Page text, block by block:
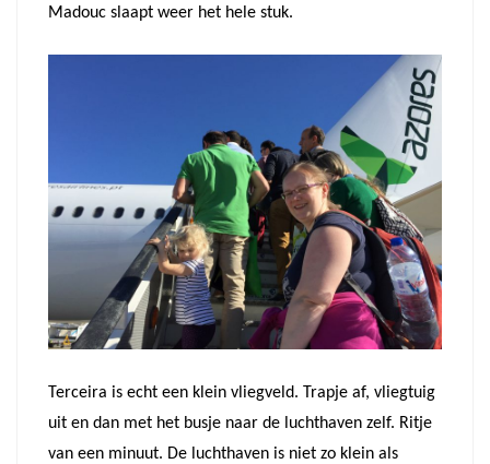
Madouc slaapt weer het hele stuk.
Terceira is echt een klein vliegveld. Trapje af, vliegtuig
uit en dan met het busje naar de luchthaven zelf. Ritje
van een minuut. De luchthaven is niet zo klein als